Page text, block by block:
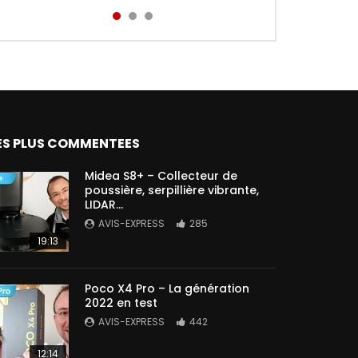
PLUS COMMENTEES
19:13
Midea S8+ – Collecteur de
poussière, serpillière vibrante,
LIDAR…
AVIS-EXPRESS 285
12:14
Poco X4 Pro – La génération
2022 en test
AVIS-EXPRESS 442